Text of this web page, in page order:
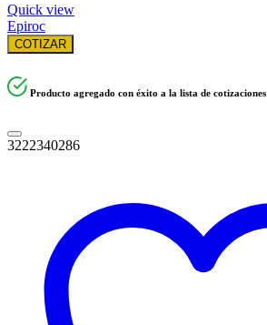
Quick view
Epiroc
COTIZAR
Producto agregado con éxito a la lista de cotizaciones
3222340286